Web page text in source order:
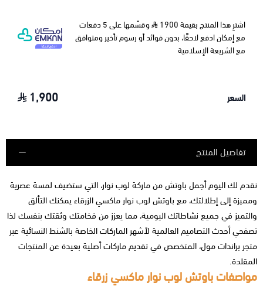
اشترِ هذا المنتج بقيمة 1900
وقسّمها على 5 دفعات
مع إمكان ادفع لاحقًا، بدون فوائد أو رسوم تأخير ومتوافق
مع الشريعة الإسلامية
السعر 1,900
تفاصيل المنتج
نقدم لك اليوم أجمل باوتش من ماركة لوب نوار، التي ستضيف لمسة عصرية
ومميزة إلى إطلالتك، مع باوتش لوب نوار ماكسي الزرقاء يمكنك التألق
والتميز في جميع نشاطاتك اليومية، مما يعزز من فخامتك وثقتك بنفسك لذا
تصفحي أحدث التصاميم العالمية لأشهر الماركات الخاصة بالشنط النسائية عبر
متجر براندات مول، المتخصص في تقديم ماركات أصلية بعيدة عن المنتجات
المقلدة.
مواصفات باوتش لوب نوار ماكسي زرقاء